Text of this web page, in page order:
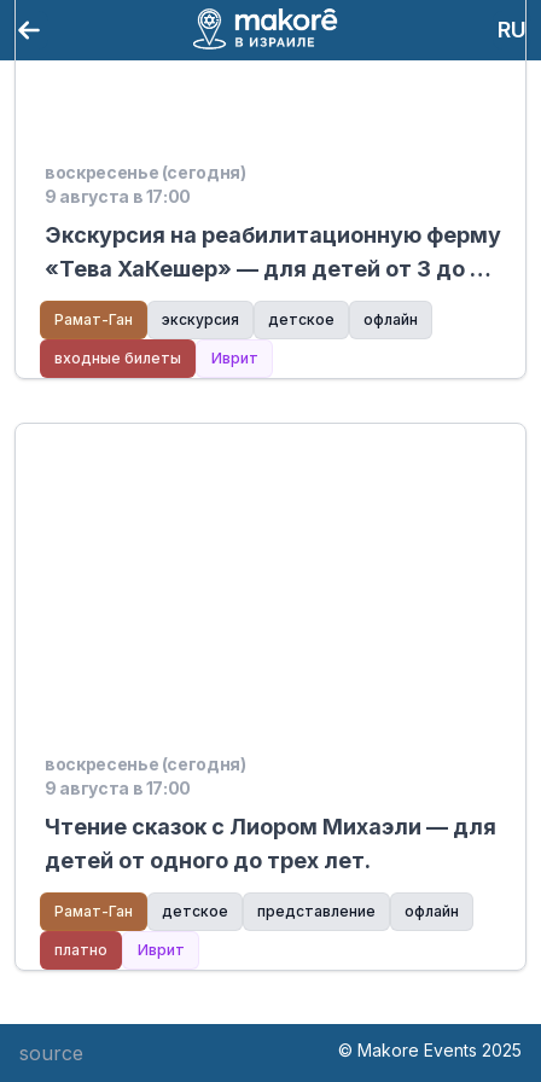
RU
воскресенье (сегодня)
9 августа в 17:00
Экскурсия на реабилитационную ферму
«Тева ХаКешер» — для детей от 3 до 6
лет, Сде ХаЦви 5.
Рамат-Ган экскурсия детское офлайн
входные билеты Иврит
воскресенье (сегодня)
9 августа в 17:00
Чтение сказок с Лиором Михаэли — для
детей от одного до трех лет.
Рамат-Ган детское представление офлайн
платно Иврит
source © Makore Events 2025